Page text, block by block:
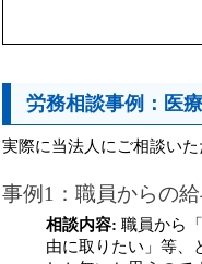
労務相談事例：医
実際に当法人にご相談い
事例1：職員からの
相談内容: 職員から
由に取りたい」等、